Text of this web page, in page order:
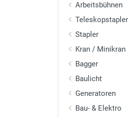
Arbeitsbühnen
Teleskopstapler
Stapler
Kran / Minikran
Bagger
Baulicht
Generatoren
Bau- & Elektro